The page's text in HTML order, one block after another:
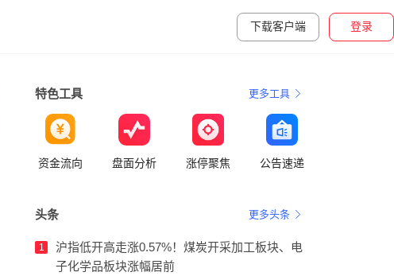
下载客户端 登录
特色工具 更多工具
资金流向 盘面分析 涨停聚焦 公告速递
头条 更多头条
1
沪指低开高走涨0.57%！煤炭开采加工板块、电
子化学品板块涨幅居前